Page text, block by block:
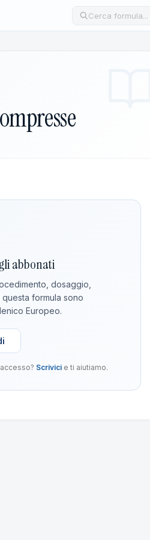
Cerca una
abbonati
dosaggio,
formula sono
Europeo.
Scrivicie ti aiutiamo.